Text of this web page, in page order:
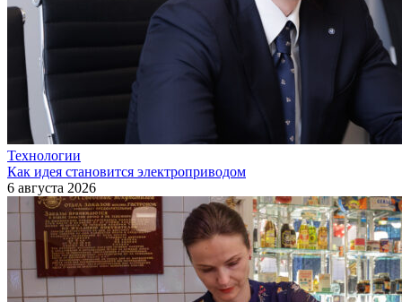
Технологии
Как идея становится электроприводом
6 августа 2026